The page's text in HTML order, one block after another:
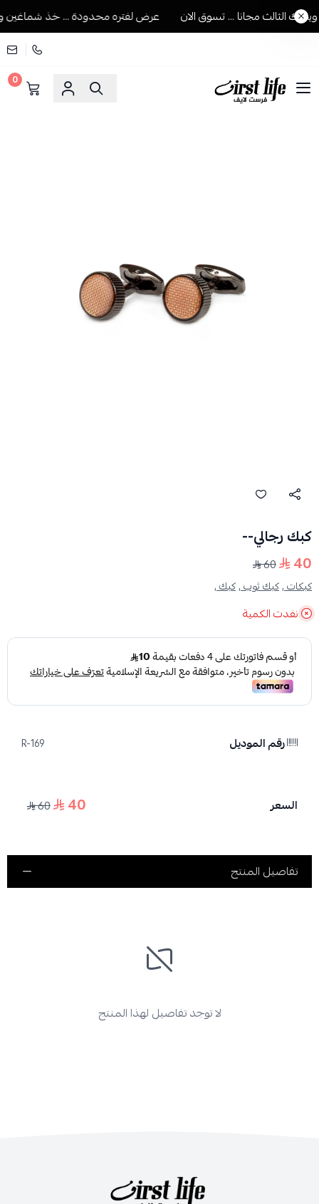
الثالث مجانا ... تسوق الان عرض لفتره محدودة ... خذ شماغين
فرست لايف للمستلزمات الرجالية
0
كبك رجالي--
40
60
كبكات ,كبك ثوب ,كبك ,
نفدت الكمية
رقم الموديل R-169
السعر 40
60
تفاصيل المنتج
لا توجد تفاصيل لهذا المنتج